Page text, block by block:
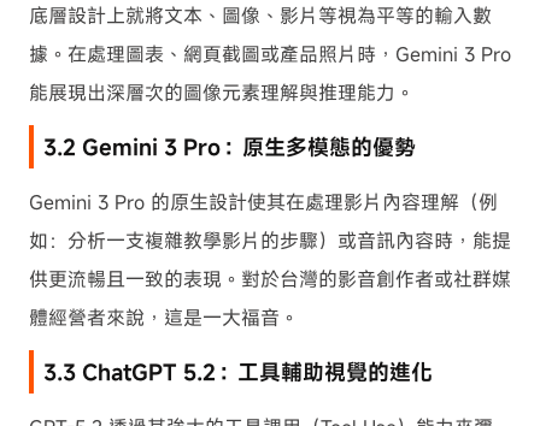
底層設計上就將文本、圖像、影片等視為平等的輸入數
據。在處理圖表、網頁截圖或產品照片時，Gemini 3 Pro
能展現出深層次的圖像元素理解與推理能力。
3.2 Gemini 3 Pro：原生多模態的優勢
Gemini 3 Pro 的原生設計使其在處理影片內容理解（例
如：分析一支複雜教學影片的步驟）或音訊內容時，能提
供更流暢且一致的表現。對於台灣的影音創作者或社群媒
體經營者來說，這是一大福音。
3.3 ChatGPT 5.2：工具輔助視覺的進化